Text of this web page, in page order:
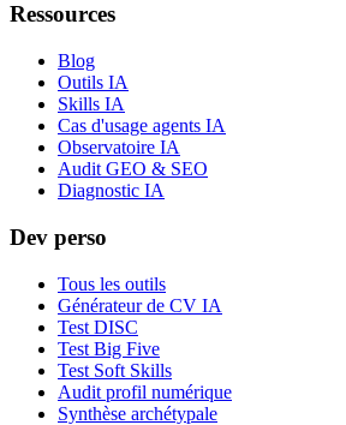
Ressources
Blog
Outils IA
Skills IA
Cas d'usage agents IA
Observatoire IA
Audit GEO & SEO
Diagnostic IA
Dev perso
Tous les outils
Générateur de CV IA
Test DISC
Test Big Five
Test Soft Skills
Audit profil numérique
Synthèse archétypale